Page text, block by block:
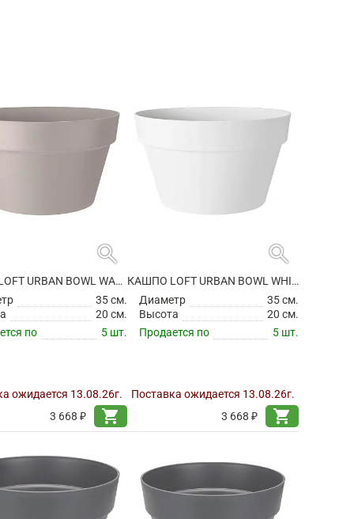
search
КАШПО LOFT URBAN BOWL WARM GREY
35 см.
20 см.
по
5 шт.
ожидается 13.08.26г.
3 668 ₽
shopping_cart
search
КАШПО LOFT URBAN BOWL WHITE
Диаметр
35 см.
Высота
20 см.
Продается по
5 шт.
Поставка ожидается 13.08.26г.
3 668 ₽
shopping_cart